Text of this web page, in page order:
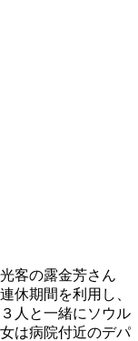
客の露金芳さん
休期間を利用し、
人と一緒にソウル
は病院付近のデパ